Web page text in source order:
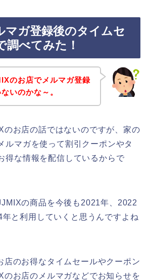
マガ登録後のタイムセ
調べてみた！
のお店でメルマガ登録
いのかな～。
のお店の話ではないのですが、家の
ルマガを使って割引クーポンやタ
得な情報を配信しているからで
の商品を今後も2021年、2022
と利用していくと思うんですよね
店のお得なタイムセールやクーポン
のお店のメルマガなどでお知らせを